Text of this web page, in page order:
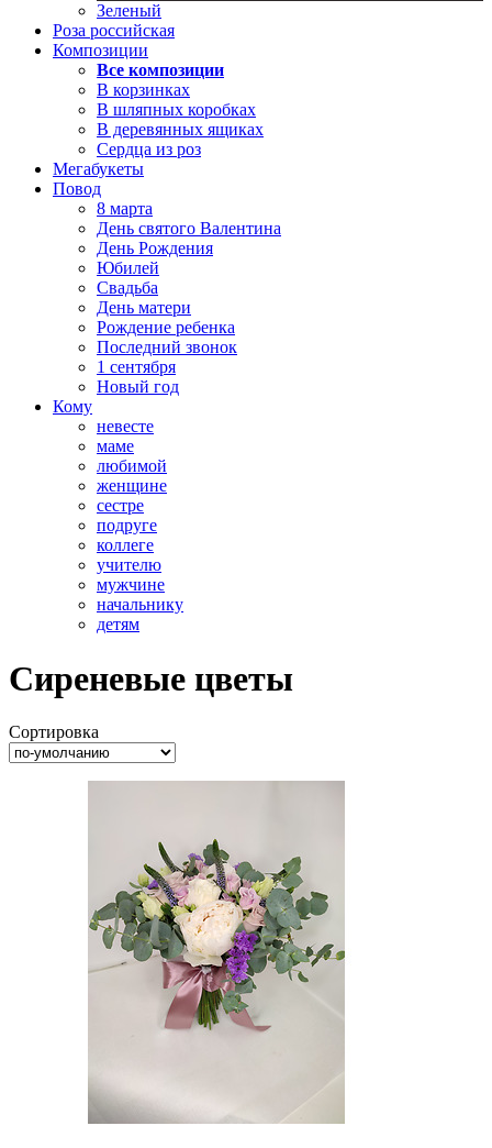
Зеленый
Роза российская
Композиции
Все композиции
В корзинках
В шляпных коробках
В деревянных ящиках
Сердца из роз
Мегабукеты
Повод
8 марта
День святого Валентина
День Рождения
Юбилей
Свадьба
День матери
Рождение ребенка
Последний звонок
1 сентября
Новый год
Кому
невесте
маме
любимой
женщине
сестре
подруге
коллеге
учителю
мужчине
начальнику
детям
​Сиреневые цветы
Сортировка